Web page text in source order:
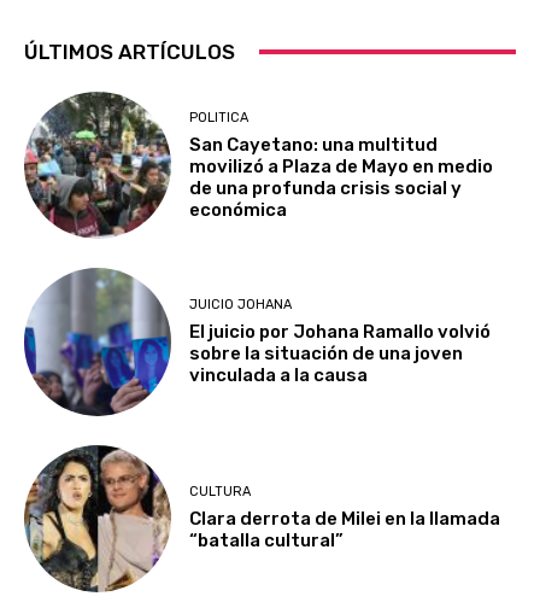
ÚLTIMOS ARTÍCULOS
POLITICA
San Cayetano: una multitud
movilizó a Plaza de Mayo en medio
de una profunda crisis social y
económica
JUICIO JOHANA
El juicio por Johana Ramallo volvió
sobre la situación de una joven
vinculada a la causa
CULTURA
Clara derrota de Milei en la llamada
“batalla cultural”